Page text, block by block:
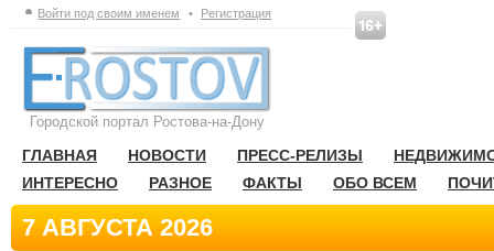
Войти под своим именем • Регистрация
Городской портал Ростова-на-Дону
ГЛАВНАЯ НОВОСТИ ПРЕСС-РЕЛИЗЫ
ИНТЕРЕСНО
РАЗНОЕ ФАКТЫ ОБО ВСЕМ
7 АВГУСТА 2026